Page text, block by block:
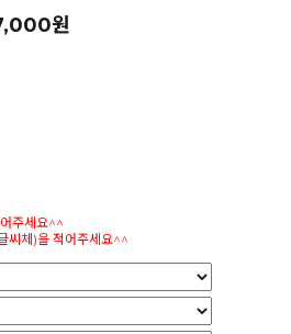
원
주세요^^
씨체)을 적어주세요^^